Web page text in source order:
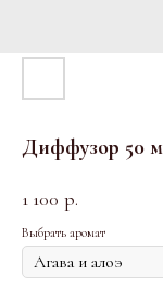
Диффузор 50
1 100 р.
Выбрать аромат